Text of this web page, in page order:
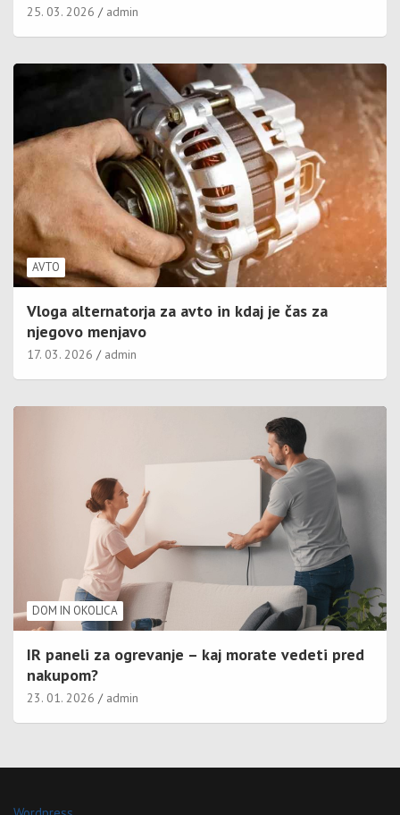
25. 03. 2026 admin
AVTO
Vloga alternatorja za avto in kdaj je čas za
njegovo menjavo
17. 03. 2026 admin
DOM IN OKOLICA
IR paneli za ogrevanje – kaj morate vedeti pred
nakupom?
23. 01. 2026 admin